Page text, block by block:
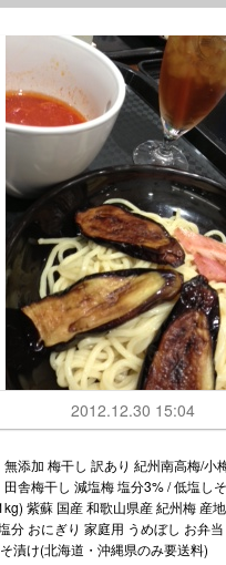
2012.12.30 15:04
無添加 梅干し 訳あり 紀州南高梅/小
舎梅干し 減塩梅 塩分3% / 低塩し
紫蘇 国産 和歌山県産 紀州梅 産
分 おにぎり 家庭用 うめぼし お弁
漬け(北海道・沖縄県のみ要送料)